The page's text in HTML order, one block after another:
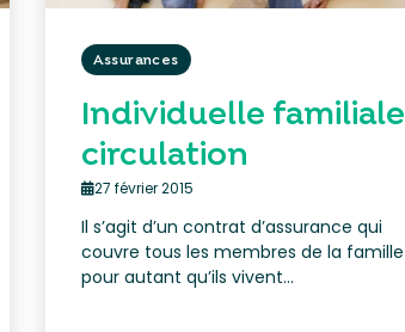
Assurances
Individuelle familiale
circulation
27 février 2015
Il s’agit d’un contrat d’assurance qui
couvre tous les membres de la famille
pour autant qu’ils vivent...